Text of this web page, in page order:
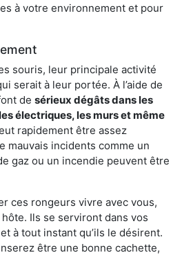
à votre environnement et pour
souris, leur principale activité
serait à leur portée. À l’aide de
de sérieux dégâts dans les
électriques, les murs et même
rapidement être assez
mauvais incidents comme un
gaz ou un incendie peuvent être
ces rongeurs vivre avec vous,
hôte. Ils se serviront dans vos
à tout instant qu’ils le désirent.
être une bonne cachette,